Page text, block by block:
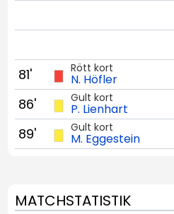
Rött kort
N. Höfler
81'
Gult kort
P. Lienhart
86'
Gult kort
M. Eggestein
89'
MATCHSTATISTIK